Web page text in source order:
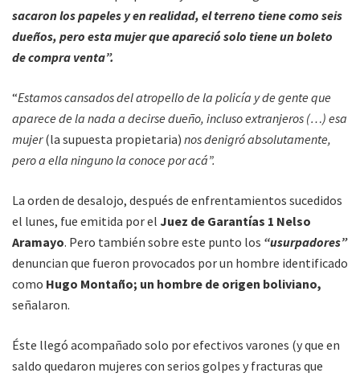
sacaron los papeles y en realidad, el terreno tiene como seis
dueños, pero esta mujer que apareció solo tiene un boleto
de compra venta”.
“Estamos cansados del atropello de la policía y de gente que
aparece de la nada a decirse dueño, incluso extranjeros (…) esa
mujer(la supuesta propietaria) nos denigró absolutamente,
pero a ella ninguno la conoce por acá”.
La orden de desalojo, después de enfrentamientos sucedidos
el lunes, fue emitida por el Juez de Garantías 1 Nelso
Aramayo. Pero también sobre este punto los “usurpadores”
denuncian que fueron provocados por un hombre identificado
como Hugo Montaño; un hombre de origen boliviano,
señalaron.
Éste llegó acompañado solo por efectivos varones (y que en
saldo quedaron mujeres con serios golpes y fracturas que